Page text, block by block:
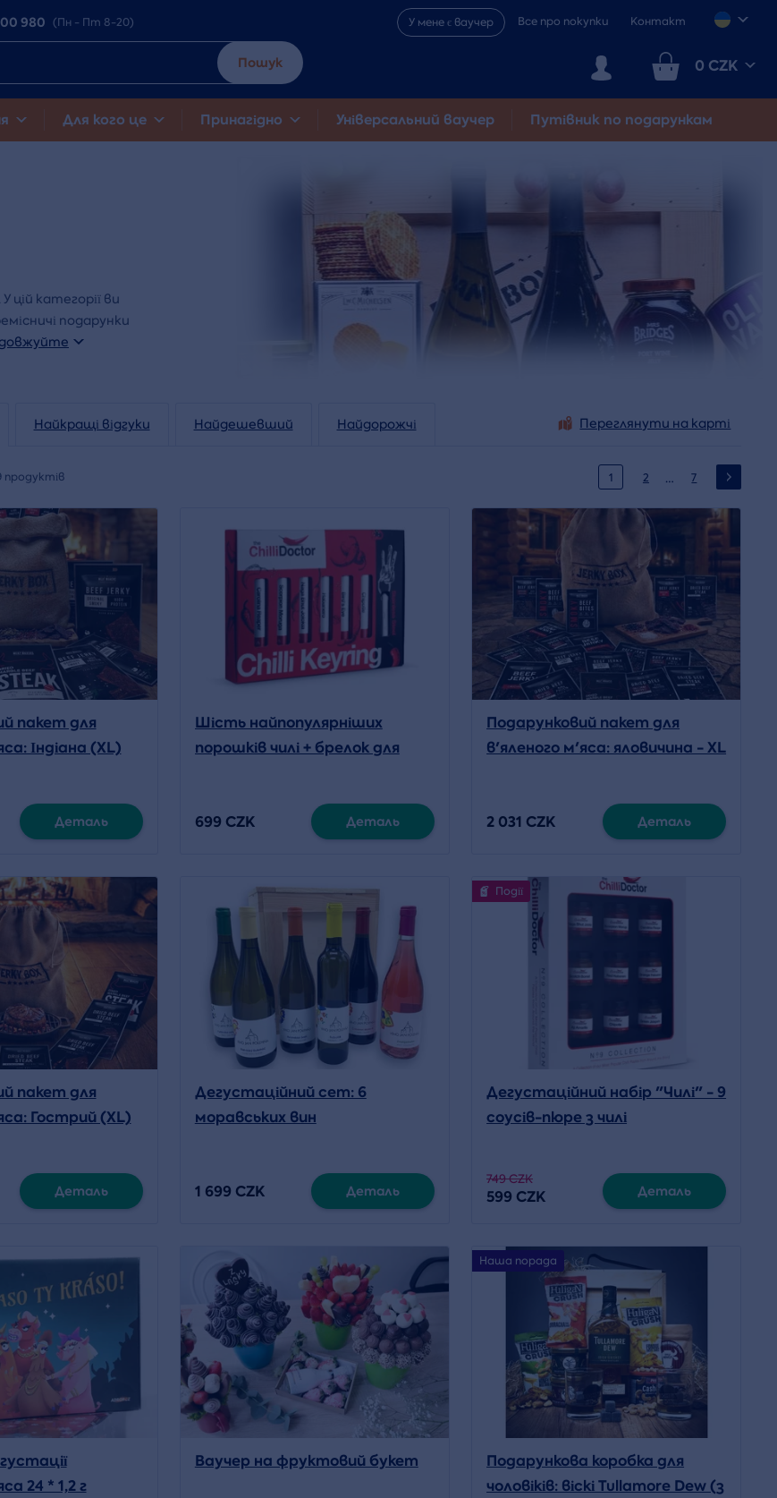
980 (Пн - Пт 8-20) У мене є ваучер Все про покупки Контакт
Пошук 0 CZK
Для кого це Принагідно Універсальний ваучер Путівник по подарункам
цій категорії ви
подарунки
Переглянути на карті
Найкращі відгуки Найдешевший Найдорожчі
продуктів 1 2 … 7
пакет для
Індіана (XL)
Деталь
Шість найпопулярніших
порошків чилі + брелок для
699 CZK Деталь
Подарунковий пакет для
в'яленого м'яса: яловичина - XL
2 031 CZK Деталь
пакет для
Гострий (XL)
Деталь
Дегустаційний сет: 6
моравських вин
1 699 CZK Деталь
Події
Дегустаційний набір "Чилі" - 9
соусів-пюре з чилі
749 CZK
599 CZK Деталь
24 * 1,2 г
Ваучер на фруктовий букет
Наша порада
Подарункова коробка для
чоловіків: віскі Tullamore Dew (з